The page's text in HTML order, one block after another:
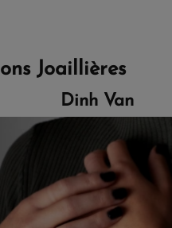
Joaillières
Dinh Van